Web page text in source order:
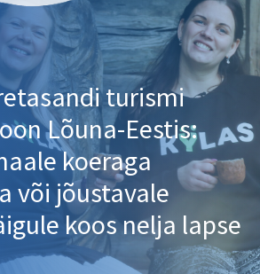
turismi
Lõuna-Eestis:
koeraga
või jõustavale
koos nelja lapse